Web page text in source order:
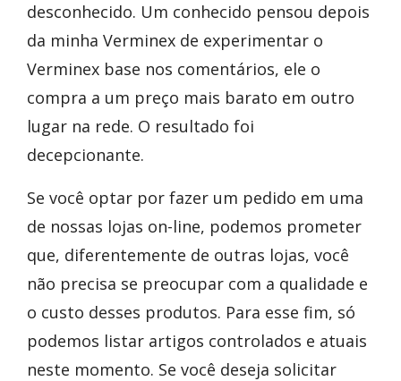
desconhecido. Um conhecido pensou depois
da minha Verminex de experimentar o
Verminex base nos comentários, ele o
compra a um preço mais barato em outro
lugar na rede. O resultado foi
decepcionante.
Se você optar por fazer um pedido em uma
de nossas lojas on-line, podemos prometer
que, diferentemente de outras lojas, você
não precisa se preocupar com a qualidade e
o custo desses produtos. Para esse fim, só
podemos listar artigos controlados e atuais
neste momento. Se você deseja solicitar